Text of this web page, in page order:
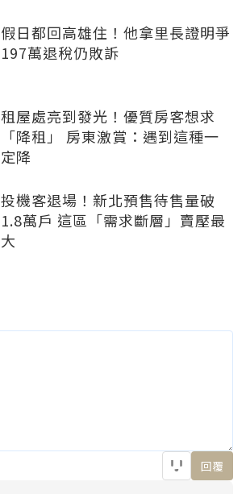
假日都回高雄住！他拿里長證明爭
197萬退稅仍敗訴
租屋處亮到發光！優質房客想求
「降租」 房東激賞：遇到這種一
定降
投機客退場！新北預售待售量破
1.8萬戶 這區「需求斷層」賣壓最
大
回覆